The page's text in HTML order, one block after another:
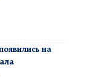
на